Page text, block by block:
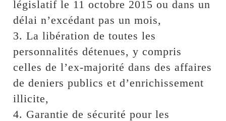
législatif le 11 octobre 2015 ou dans un
délai n’excédant pas un mois,
3. La libération de toutes les
personnalités détenues, y compris
celles de l’ex-majorité dans des affaires
de deniers publics et d’enrichissement
illicite,
4. Garantie de sécurité pour les